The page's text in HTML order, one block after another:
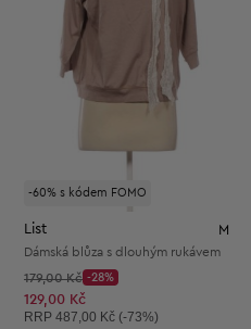
-60% s kódem FOMO
List M
Dámská blůza s dlouhým rukávem
Původní cena:
179,00 Kč
Discount Price:
-28%
Snížená cena:
129,00 Kč
Doporučená cena:
RRP 487,00 Kč (-73%)